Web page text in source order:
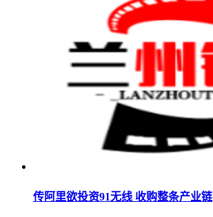
传阿里欲投资91无线 收购整条产业链